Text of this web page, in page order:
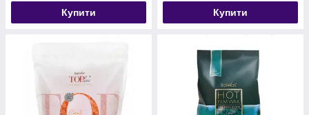
Купити Купити